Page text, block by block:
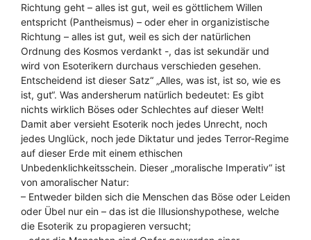
Richtung geht – alles ist gut, weil es göttlichem Willen
entspricht (Pantheismus) – oder eher in organizistische
Richtung – alles ist gut, weil es sich der natürlichen
Ordnung des Kosmos verdankt -, das ist sekundär und
wird von Esoterikern durchaus verschieden gesehen.
Entscheidend ist dieser Satz“ „Alles, was ist, ist so, wie es
ist, gut“. Was andersherum natürlich bedeutet: Es gibt
nichts wirklich Böses oder Schlechtes auf dieser Welt!
Damit aber versieht Esoterik noch jedes Unrecht, noch
jedes Unglück, noch jede Diktatur und jedes Terror-Regime
auf dieser Erde mit einem ethischen
Unbedenklichkeitsschein. Dieser „moralische Imperativ“ ist
von amoralischer Natur:
– Entweder bilden sich die Menschen das Böse oder Leiden
oder Übel nur ein – das ist die Illusionshypothese, welche
die Esoterik zu propagieren versucht;